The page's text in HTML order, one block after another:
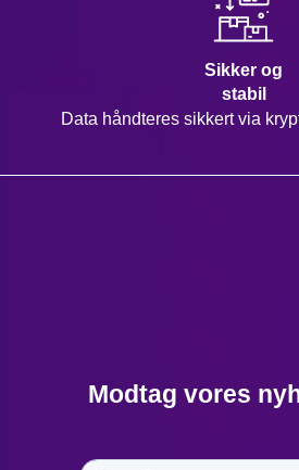
Sikker og
stabil
Data håndteres sikkert via
Modtag vores